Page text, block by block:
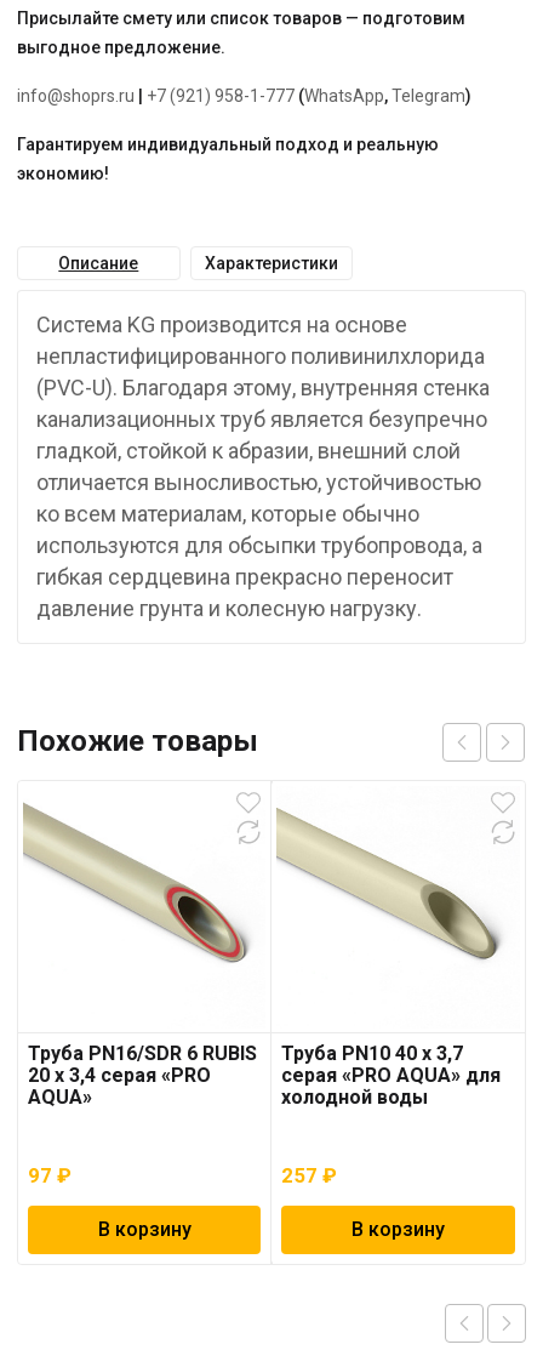
Присылайте смету или список товаров — подготовим
выгодное предложение.
info@shoprs.ru +7 (921) 958-1-777 (WhatsApp,Telegram)
Гарантируем индивидуальный подход и реальную
экономию!
Описание Характеристики
Система KG производится на основе
непластифицированного поливинилхлорида
(PVC-U). Благодаря этому, внутренняя стенка
канализационных труб является безупречно
гладкой, стойкой к абразии, внешний слой
отличается выносливостью, устойчивостью
ко всем материалам, которые обычно
используются для обсыпки трубопровода, а
гибкая сердцевина прекрасно переносит
давление грунта и колесную нагрузку.
Похожие товары
Труба PN16/SDR 6 RUBIS
20 x 3,4 серая «PRO
AQUA»
97 ₽
В корзину
Труба PN10 40 x 3,7
серая «PRO AQUA» для
холодной воды
257₽
В корзину